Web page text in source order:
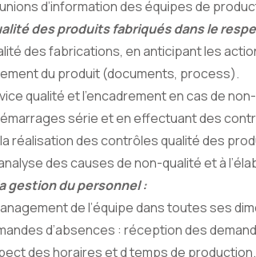
d’information des équipes de
des produits fabriqués dans le
des fabrications, en anticipant les
du produit (documents, process).
qualité et l’encadrement en cas de
série et en effectuant des
réalisation des contrôles qualité des
des causes de non-qualité et à
gestion du personnel :
de l’équipe dans toutes ses
d’absences : réception des
des horaires et d temps de production.